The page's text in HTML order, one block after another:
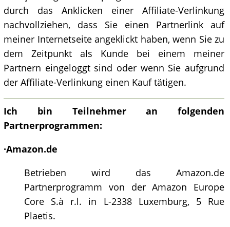
durch das Anklicken einer Affiliate-Verlinkung
nachvollziehen, dass Sie einen Partnerlink auf
meiner Internetseite angeklickt haben, wenn Sie zu
dem Zeitpunkt als Kunde bei einem meiner
Partnern eingeloggt sind oder wenn Sie aufgrund
der Affiliate-Verlinkung einen Kauf tätigen.
Ich bin Teilnehmer an folgenden
Partnerprogrammen:
·Amazon.de
Betrieben wird das Amazon.de
Partnerprogramm von der Amazon Europe
Core S.à r.l. in L-2338 Luxemburg, 5 Rue
Plaetis.